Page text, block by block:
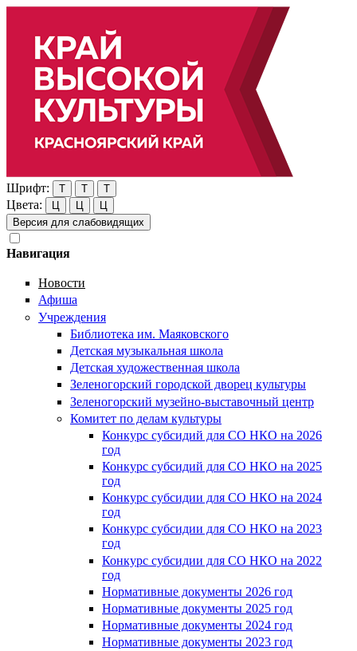
Шрифт: Т Т Т
Цвета: Ц Ц
Ц
Версия для слабовидящих
Навигация
Новости
Афиша
Учреждения
Библиотека им. Маяковского
Детская музыкальная школа
Детская художественная школа
Зеленогорский городской дворец культуры
Зеленогорский музейно-выставочный центр
Комитет по делам культуры
Конкурс субсидий для СО НКО на 2026
год
Конкурс субсидий для СО НКО на 2025
год
Конкурс субсидии для СО НКО на 2024
год
Конкурс субсидии для СО НКО на 2023
год
Конкурс субсидии для СО НКО на 2022
год
Нормативные документы 2026 год
Нормативные документы 2025 год
Нормативные документы 2024 год
Нормативные документы 2023 год